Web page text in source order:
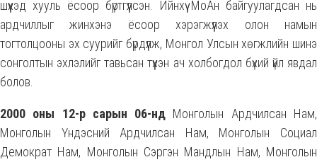
шүүхэд хууль ёсоор бүртгүүлсэн. Ийнхүү МоАн байгуулагдсан нь
ардчиллыг жинхэнэ ёсоор хэрэгжүүлэх олон намын
тогтолцооны эх суурийг бүрдүүлж, Монгол Улсын хөгжлийн шинэ
сонголтын эхлэлийг тавьсан түүхэн ач холбогдол бүхий үйл явдал
болов.
2000 оны 12-р сарын 06-нд Монголын Ардчилсан Нам,
Монголын Үндэсний Ардчилсан Нам, Монголын Социал
Демократ Нам, Монголын Сэргэн Мандлын Нам, Монголын